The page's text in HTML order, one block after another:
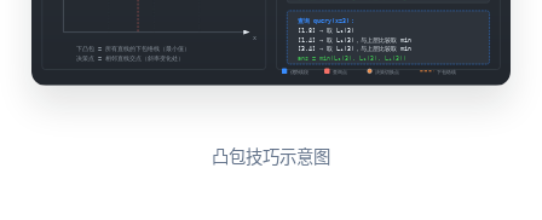
凸包技巧示意图